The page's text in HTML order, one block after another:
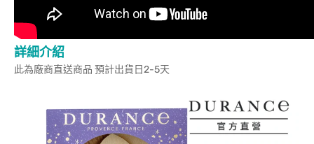
詳細介紹
此為廠商直送商品 預計出貨日2-5天